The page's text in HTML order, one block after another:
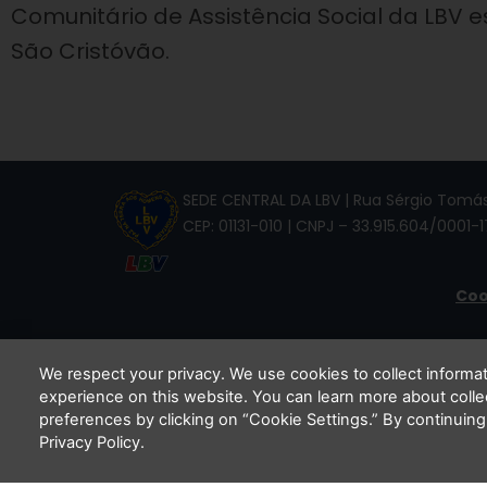
Comunitário de Assistência Social da LBV
São Cristóvão.
SEDE CENTRAL DA LBV | Rua Sérgio
CEP: 01131-010 | CNPJ – 33.915.604/
Li
We respect your privacy. We use cookies to collect
experience on this website. You can learn more about
preferences by clicking on “Cookie Settings.” By
Privacy Policy.